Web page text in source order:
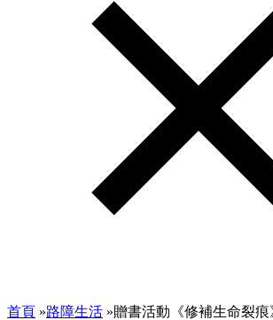
首頁 »路障生活 »贈書活動《修補生命裂痕